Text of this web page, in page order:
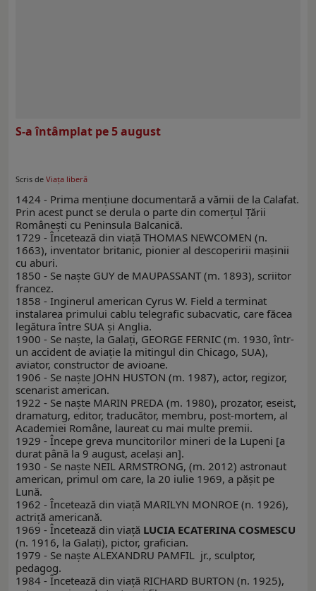
S-a întâmplat pe 5 august
Scris de Viaţa liberă
1424 - Prima menţiune documentară a vămii de la Calafat.
Prin acest punct se derula o parte din comerţul Ţării
Româneşti cu Peninsula Balcanică.
1729 - Încetează din viaţă THOMAS NEWCOMEN (n.
1663), inventator britanic, pionier al descoperirii maşinii
cu aburi.
1850 - Se naşte GUY de MAUPASSANT (m. 1893), scriitor
francez.
1858 - Inginerul american Cyrus W. Field a terminat
instalarea primului cablu telegrafic subacvatic, care făcea
legătura între SUA şi Anglia.
1900 - Se naşte, la Galaţi, GEORGE FERNIC (m. 1930, într-
un accident de aviaţie la mitingul din Chicago, SUA),
aviator, constructor de avioane.
1906 - Se naşte JOHN HUSTON (m. 1987), actor, regizor,
scenarist american.
1922 - Se naşte MARIN PREDA (m. 1980), prozator, eseist,
dramaturg, editor, traducător, membru, post-mortem, al
Academiei Române, laureat cu mai multe premii.
1929 - Începe greva muncitorilor mineri de la Lupeni [a
durat până la 9 august, acelaşi an].
1930 - Se naşte NEIL ARMSTRONG, (m. 2012) astronaut
american, primul om care, la 20 iulie 1969, a păşit pe
Lună.
1962 - Încetează din viaţă MARILYN MONROE (n. 1926),
actriță americană.
1969 - Încetează din viaţă LUCIA ECATERINA COSMESCU
(n. 1916, la Galaţi), pictor, grafician.
1979 - Se naşte ALEXANDRU PAMFIL jr., sculptor,
pedagog.
1984 - Încetează din viaţă RICHARD BURTON (n. 1925),